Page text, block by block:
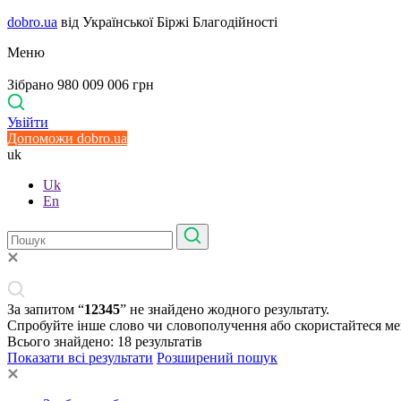
dobro.ua від Української Біржі Благодійності
Меню
Зібрано 980 009 006 грн
Увійти
Допоможи dobro.ua
uk
Uk
En
За запитом “12345” не знайдено жодного результату.
Спробуйте інше слово чи словополучення або скористайтеся
Всього знайдено: 18 результатів
Показати всі результати Розширений пошук